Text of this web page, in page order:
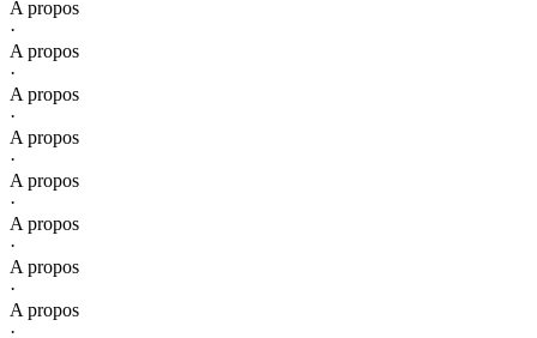
A propos
·
A propos
·
A propos
·
A propos
·
A propos
·
A propos
·
A propos
·
A propos
·